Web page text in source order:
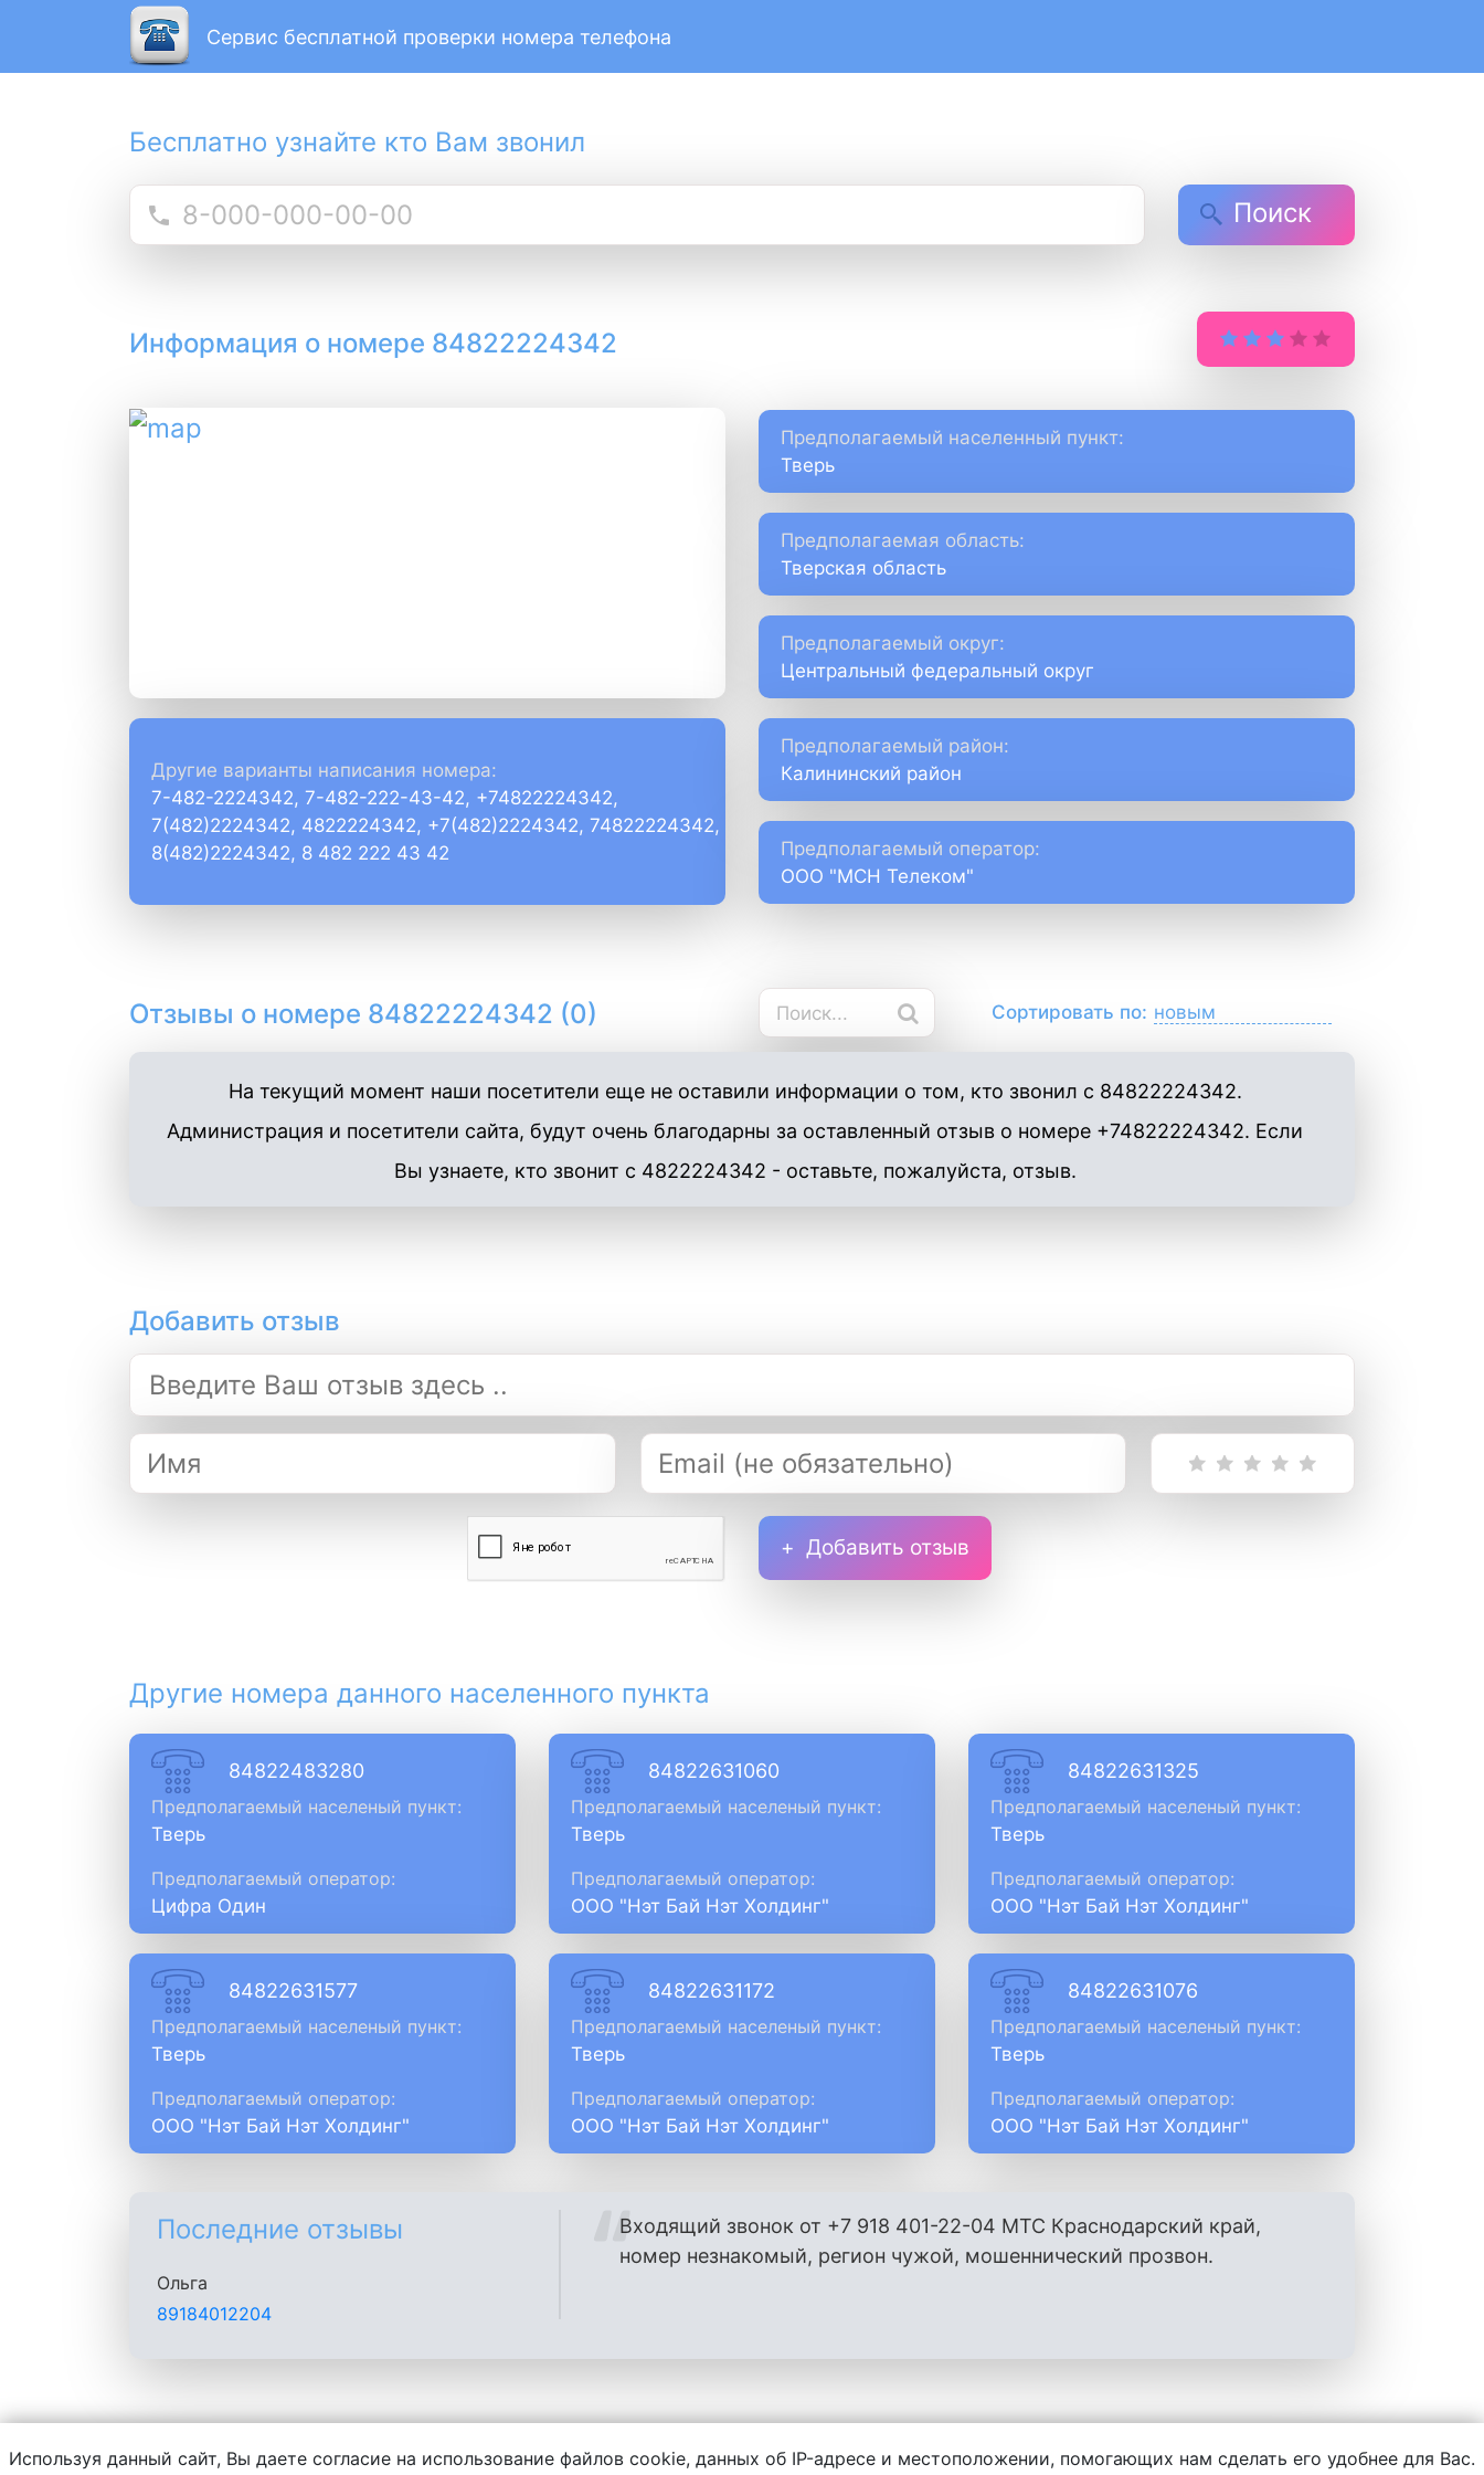
Сервис бесплатной проверки номера телефона
Бесплатно узнайте кто Вам звонил
Поиск
Информация о номере 84822224342
Предполагаемый населенный пункт:
Тверь
Предполагаемая область:
Тверская область
Предполагаемый округ:
Центральный федеральный округ
Другие варианты написания номера:
7-482-2224342, 7-482-222-43-42, +74822224342,
7(482)2224342, 4822224342, +7(482)2224342, 74822224342,
8(482)2224342, 8 482 222 43 42
Предполагаемый район:
Калининский район
Предполагаемый оператор:
ООО "МСН Телеком"
Отзывы о номере 84822224342 (0) Сортировать по:
На текущий момент наши посетители еще не оставили информации о том, кто звонил с 84822224342.
Администрация и посетители сайта, будут очень благодарны за оставленный отзыв о номере +74822224342. Если
Вы узнаете, кто звонит с 4822224342 - оставьте, пожалуйста, отзыв.
Добавить отзыв
Добавить отзыв
Другие номера данного населенного пункта
84822483280
Предполагаемый населеный пункт:
Тверь
Предполагаемый оператор:
Цифра Один
84822631060
Предполагаемый населеный пункт:
Тверь
Предполагаемый оператор:
ООО "Нэт Бай Нэт Холдинг"
84822631325
Предполагаемый населеный пункт:
Тверь
Предполагаемый оператор:
ООО "Нэт Бай Нэт Холдинг"
84822631577
Предполагаемый населеный пункт:
Тверь
Предполагаемый оператор:
ООО "Нэт Бай Нэт Холдинг"
84822631172
Предполагаемый населеный пункт:
Тверь
Предполагаемый оператор:
ООО "Нэт Бай Нэт Холдинг"
84822631076
Предполагаемый населеный пункт:
Тверь
Предполагаемый оператор:
ООО "Нэт Бай Нэт Холдинг"
Последние отзывы
Ольга
89184012204
Входящий звонок от +7 918 401-22-04 МТС Краснодарский край,
номер незнакомый, регион чужой, мошеннический прозвон.
Администрация сайта не несет ответственности за содержание комментариев, любой другой информации, написанной пользователями.
Используя данный сайт, Вы даете согласие на использование файлов cookie, данных об IP-адресе и местоположении, помогающих нам сделать его удобнее для Вас.